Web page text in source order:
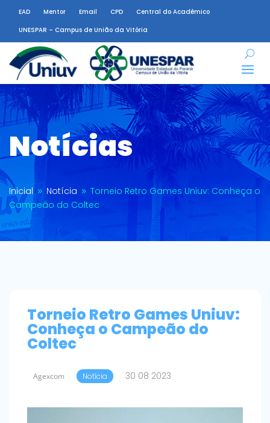
EAD Mentor Email CPD
Central do Acadêmico
UNESPAR – Campus de União da Vitória
Notícias
Inicial 9 Notícia 9 Torneio Retro Games Uniuv: Conheça o
Campeão do Coltec
Torneio Retro Games Uniuv:
Conheça o Campeão do
Coltec
Agexcom Notícia 30 08 2023